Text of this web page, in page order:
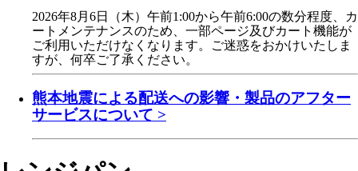
2026年8月6日（木）午前1:00から午前6:00の数分程度、カ
ートメンテナンスのため、一部ページ及びカート機能が
ご利用いただけなくなります。ご迷惑をおかけいたしま
すが、何卒ご了承ください。
熊本地震による配送への影響・製品のアフター
サービスについて >